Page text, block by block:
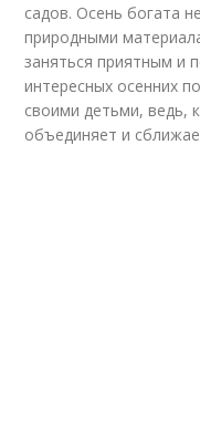
садов. Осень богата
природными
заняться приятным и
интересных осенних
своими детьми, ведь,
объединяет и